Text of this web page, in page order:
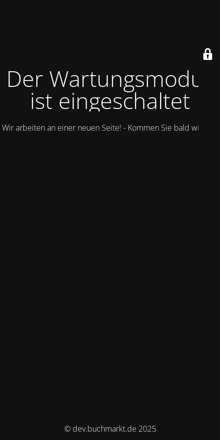
Der Wartungsmodus
ist eingeschaltet
Wir arbeiten an einer neuen Seite! - Kommen Sie bald wieder.
© dev.buchmarkt.de 2025